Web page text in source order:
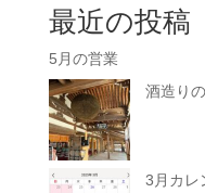
最近の投稿
5月の営業
酒造り
3月カレ